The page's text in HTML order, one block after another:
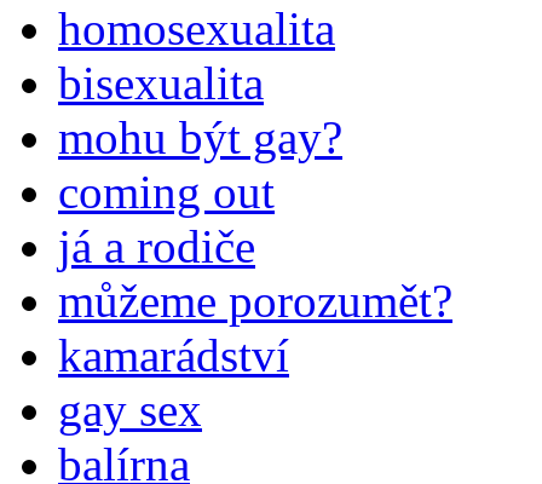
homosexualita
bisexualita
mohu být gay?
coming out
já a rodiče
můžeme porozumět?
kamarádství
gay sex
balírna